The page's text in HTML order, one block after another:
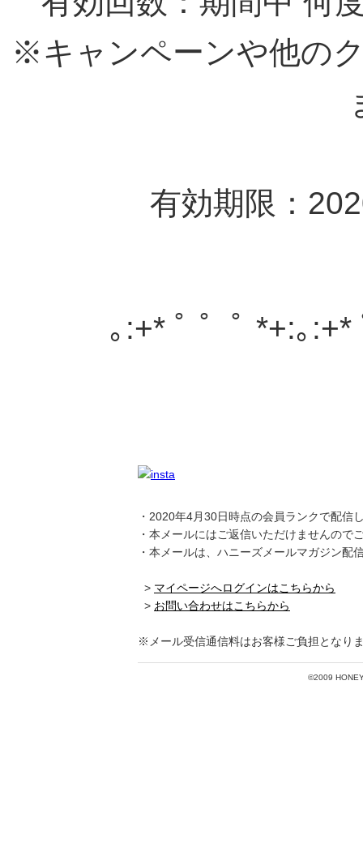
※キャンペーンや他の
有効期限：
｡:+* ﾟ ゜ﾟ *+:｡
・2020年4月30日時点の会員ランクで配信
・本メールにはご返信いただけませんので
・本メールは、ハニーズメールマガジン配
> マイページへログインはこちらから
> お問い合わせはこちらから
※メール受信通信料はお客様ご負担となり
©2009